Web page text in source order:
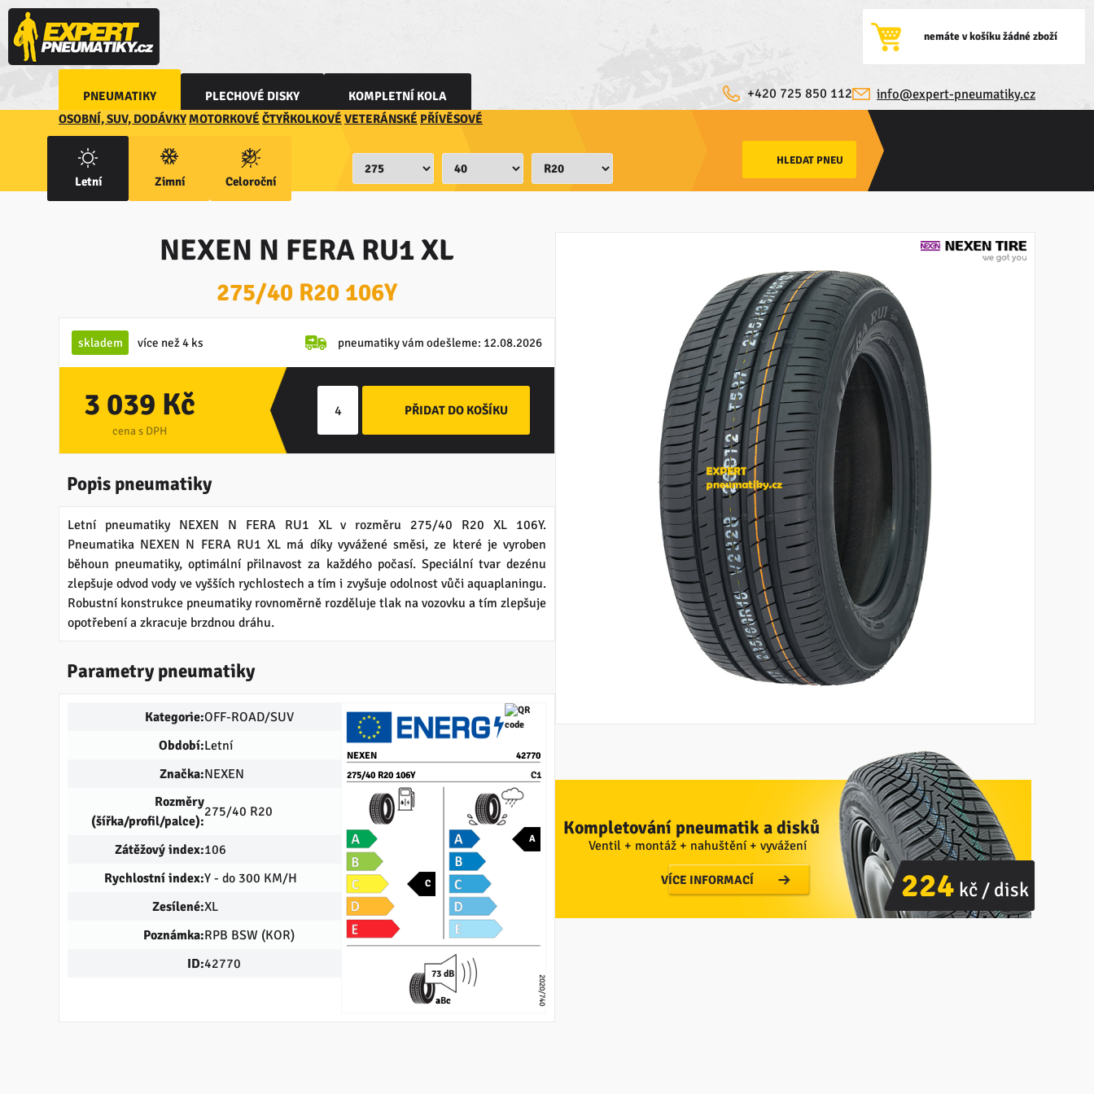
nemáte v košíku žádné zboží
PNEUMATIKY PLECHOVÉ DISKY KOMPLETNÍ KOLA info@expert-pneumatiky.cz
+420 725 850 112
OSOBNÍ, SUV, DODÁVKYMOTORKOVÉ ČTYŘKOLKOVÉ VETERÁNSKÉ PŘÍVĚSOVÉ
Letní Zimní Celoroční
Kompletování pneumatik a disků
Ventil + montáž + nahuštění + vyvážení
VÍCE INFORMACÍ 224 kč / disk
NEXEN N FERA RU1 XL
275/40 R20 106Y
skladem více než 4 ks pneumatiky vám odešleme: 12.08.2026
3 039 Kč
cena s DPH
Popis pneumatiky
Letní pneumatiky NEXEN N FERA RU1 XL v rozměru 275/40 R20 XL 106Y.
Pneumatika NEXEN N FERA RU1 XL má díky vyvážené směsi, ze které je vyroben
běhoun pneumatiky, optimální přilnavost za každého počasí. Speciální tvar dezénu
zlepšuje odvod vody ve vyšších rychlostech a tím i zvyšuje odolnost vůči aquaplaningu.
Robustní konstrukce pneumatiky rovnoměrně rozděluje tlak na vozovku a tím zlepšuje
opotřebení a zkracuje brzdnou dráhu.
Parametry pneumatiky
Kategorie:OFF-ROAD/SUV
Období:Letní
Značka:NEXEN
Rozměry
(šířka/profil/palce):
275/40 R20
Zátěžový index:106
Rychlostní index:Y - do 300 KM/H
Zesílené:XL
Poznámka:RPB BSW (KOR)
ID:42770
275/40 R20 106Y
NEXEN 42770
C
A
73 dB
C1
2020/740
aBc